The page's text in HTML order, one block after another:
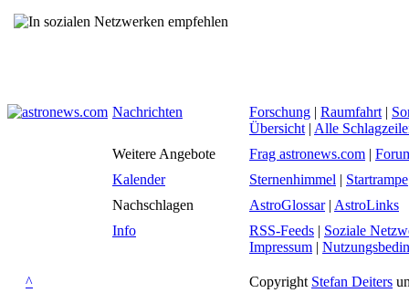
Nachrichten Forschung | Raumfahrt |
Übersicht | Alle
Weitere Angebote
Frag astronews.com |
Kalender
Sternenhimmel | Startrampe
Nachschlagen
AstroGlossar| AstroLinks
Info
RSS-Feeds | Soziale
Impressum |
^ Copyright Stefan Deiters